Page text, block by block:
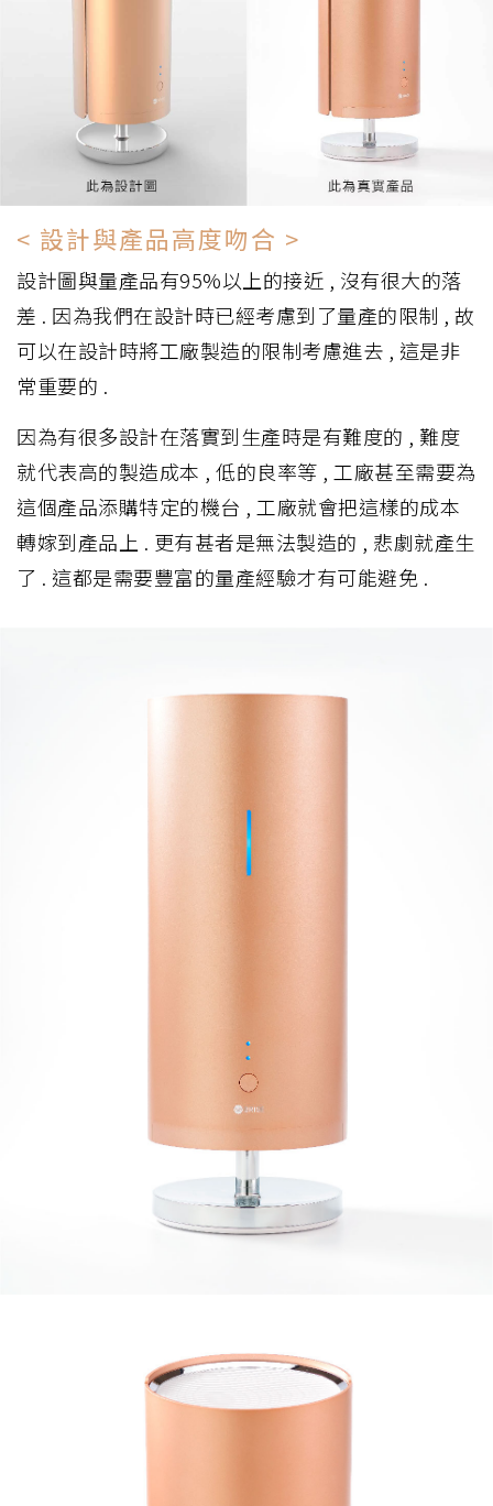
< 設計與產品高度吻合 >
設計圖與量產品有95%以上的接近 , 沒有很大的落
差 . 因為我們在設計時已經考慮到了量產的限制 , 故
可以在設計時將工廠製造的限制考慮進去 , 這是非
常重要的 .
因為有很多設計在落實到生產時是有難度的 , 難度
就代表高的製造成本 , 低的良率等 , 工廠甚至需要為
這個產品添購特定的機台 , 工廠就會把這樣的成本
轉嫁到產品上 . 更有甚者是無法製造的 , 悲劇就產生
了 . 這都是需要豐富的量產經驗才有可能避免 .